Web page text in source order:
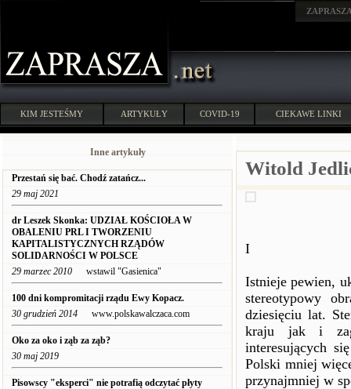
KIM JESTEŚMY ARTYKUŁY COVID-19 CIEKAWE LINKI
Inne artykuły
Przestań się bać. Chodź zatańcz...
29 maj 2021
dr Leszek Skonka: UDZIAŁ KOŚCIOŁA W
OBALENIU PRL I TWORZENIU
KAPITALISTYCZNYCH RZĄDÓW
SOLIDARNOŚCI W POLSCE
29 marzec 2010 wstawil "Gasienica"
100 dni kompromitacji rządu Ewy Kopacz.
30 grudzień 2014 www.polskawalczaca.com
Oko za oko i ząb za ząb?
30 maj 2019
Pisowscy "eksperci" nie potrafią odczytać płyty
Witold
I
Istnieje pewien,
stereotypowy
dziesięciu lat.
kraju jak i
interesujących
Polski mniej
przynajmniej w